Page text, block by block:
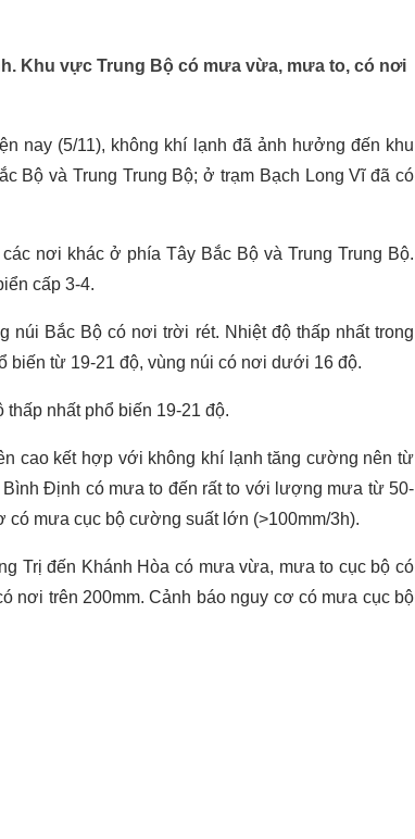
Khu vực Trung Bộ có mưa vừa, mưa to, có nơi
nay (5/11), không khí lạnh đã ảnh hưởng đến khu
Bộ và Trung Trung Bộ; ở trạm Bạch Long Vĩ đã có
nơi khác ở phía Tây Bắc Bộ và Trung Trung Bộ.
cấp 3-4.
Bắc Bộ có nơi trời rét. Nhiệt độ thấp nhất trong
biến từ 19-21 độ, vùng núi có nơi dưới 16 độ.
nhất phổ biến 19-21 độ.
cao kết hợp với không khí lạnh tăng cường nên từ
Định có mưa to đến rất to với lượng mưa từ 50-
có mưa cục bộ cường suất lớn (>100mm/3h).
Trị đến Khánh Hòa có mưa vừa, mưa to cục bộ có
nơi trên 200mm. Cảnh báo nguy cơ có mưa cục bộ